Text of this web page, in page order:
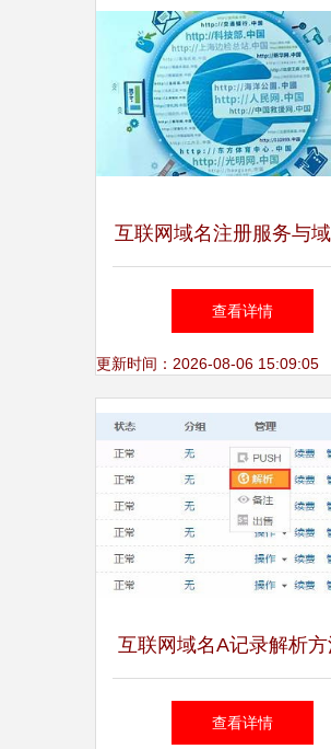
互联网域名注册服务与
卖 如何选择合适的域名
台
查看详情
更新时间：2026-08-06 15:09:05
互联网域名A记录解析
解
查看详情